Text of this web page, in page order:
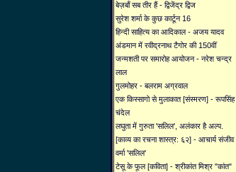
बेज़बाँ सब तीर हैं - द्विजेंद्र द्विज
सुरेश शर्मा के कुछ कार्टून 16
हिन्दी साहित्य का आदिकाल - अजय यादव
अंडमान में रवीद्रनाथ टैगोर की 150वीं
जन्मशती पर समारोह आयोजन - नरेश चन्द्र
लाल
गुलमोहर - बलराम अग्रवाल
एक किस्सागो से मुलाकात [संस्मरण] - रूपसिंह
चंदेल
लघुता में गुरुता 'सलिल', अलंकार है अल्प.
[काव्य का रचना शास्त्र: ६२] - आचार्य संजीव
वर्मा 'सलिल'
टेसू के फूल [कविता] - श्रीकांत मिश्र "कांत"